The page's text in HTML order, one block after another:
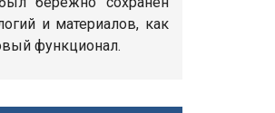
и материалов, как
функционал.